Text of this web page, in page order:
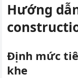
Hướng
Định mức
khe